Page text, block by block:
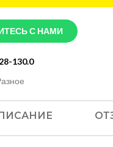
С НАМИ
130.0